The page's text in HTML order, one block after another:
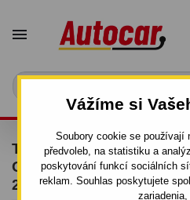
Vážíme si
Soubory cookie se používají
předvoleb, na statistiku a
poskytování funkcí sociálních
reklam. Souhlas poskytujete
zariadenia,

TAŽNÉ ZAŘÍZENÍ PRO
ODNÍMATELNÝ
2007